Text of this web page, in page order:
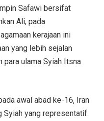
Safawi bersifat
Ali, pada
kerajaan ini
yang lebih sejalan
para ulama Syiah Itsna
awal abad ke-16, Iran
yang representatif.